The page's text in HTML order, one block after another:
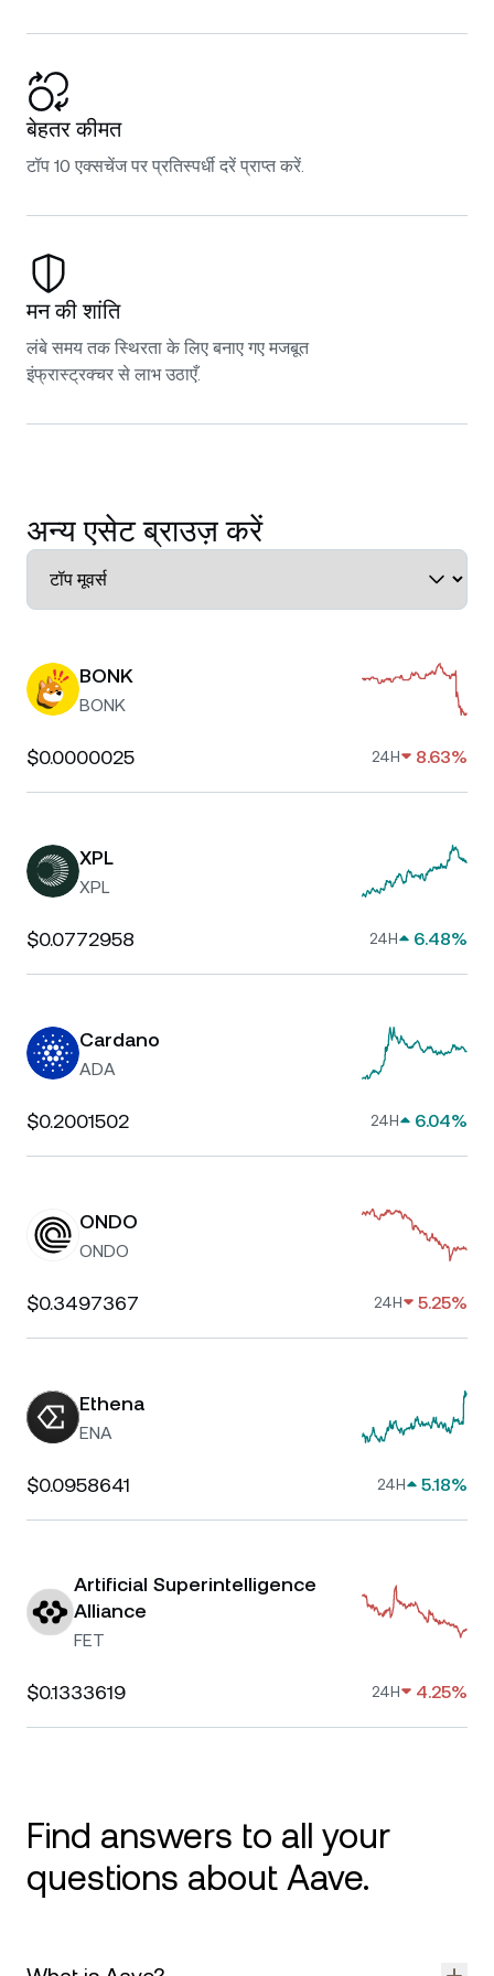
बेहतर कीमत
टॉप 10 एक्सचेंज पर प्रतिस्पर्धी दरें प्राप्त करें.
मन की शांति
लंबे समय तक स्थिरता के लिए बनाए गए मजबूत
इंफ्रास्ट्रक्चर से लाभ उठाएँ.
अन्य एसेट ब्राउज़ करें
BONK
BONK
$0.0000025 24H 8.63%
XPL
XPL
$0.0772958 24H 6.48%
Cardano
ADA
$0.2001502 24H 6.04%
ONDO
ONDO
$0.3497367 24H 5.25%
Ethena
ENA
$0.0958641 24H 5.18%
Artificial Superintelligence
Alliance
FET
$0.1333619 24H 4.25%
Find answers to all your
questions about Aave.